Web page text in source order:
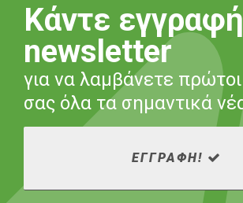
Κάντε
newsletter
για να λαμβάνετε
σας όλα τα σημαντικά
ΕΓΓΡΑΦΗ!